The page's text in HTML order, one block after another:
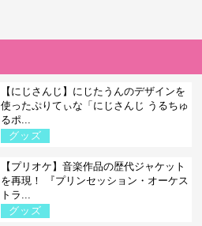
【にじさんじ】にじたうんのデザインを
使ったぷりてぃな「にじさんじ うるちゅ
るポ...
グッズ
【プリオケ】音楽作品の歴代ジャケット
を再現！ 『プリンセッション・オーケス
トラ...
グッズ